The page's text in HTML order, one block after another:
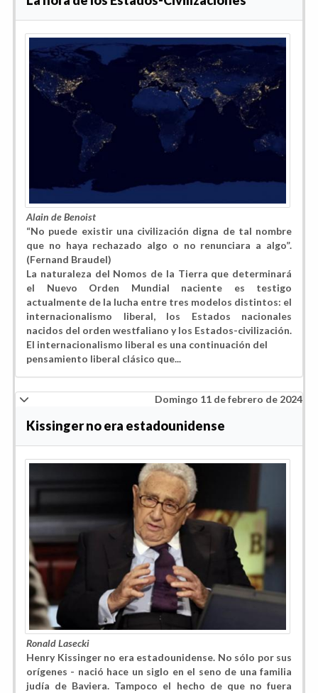
Alain de Benoist
“No puede existir una civilización digna de tal nombre
que no haya rechazado algo o no renunciara a algo”.
(Fernand Braudel)
La naturaleza del Nomos de la Tierra que determinará
el Nuevo Orden Mundial naciente es testigo
actualmente de la lucha entre tres modelos distintos: el
internacionalismo liberal, los Estados nacionales
nacidos del orden westfaliano y los Estados-civilización.
El internacionalismo liberal es una continuación del
pensamiento liberal clásico que...
Domingo 11 de febrero de 2024
Kissinger no era estadounidense
Ronald Lasecki
Henry Kissinger no era estadounidense. No sólo por sus
orígenes - nació hace un siglo en el seno de una familia
judía de Baviera. Tampoco el hecho de que no fuera